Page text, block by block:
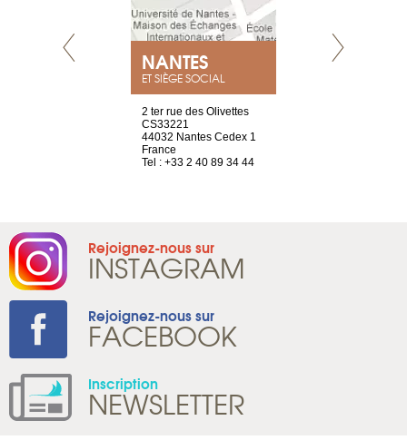
NANTES
ET SIÈGE SOCIAL
2 ter rue des Olivettes
CS33221
44032 Nantes Cedex 1
France
Tel : +33 2 40 89 34 44
Rejoignez-nous sur
INSTAGRAM
Rejoignez-nous sur
FACEBOOK
Inscription
NEWSLETTER